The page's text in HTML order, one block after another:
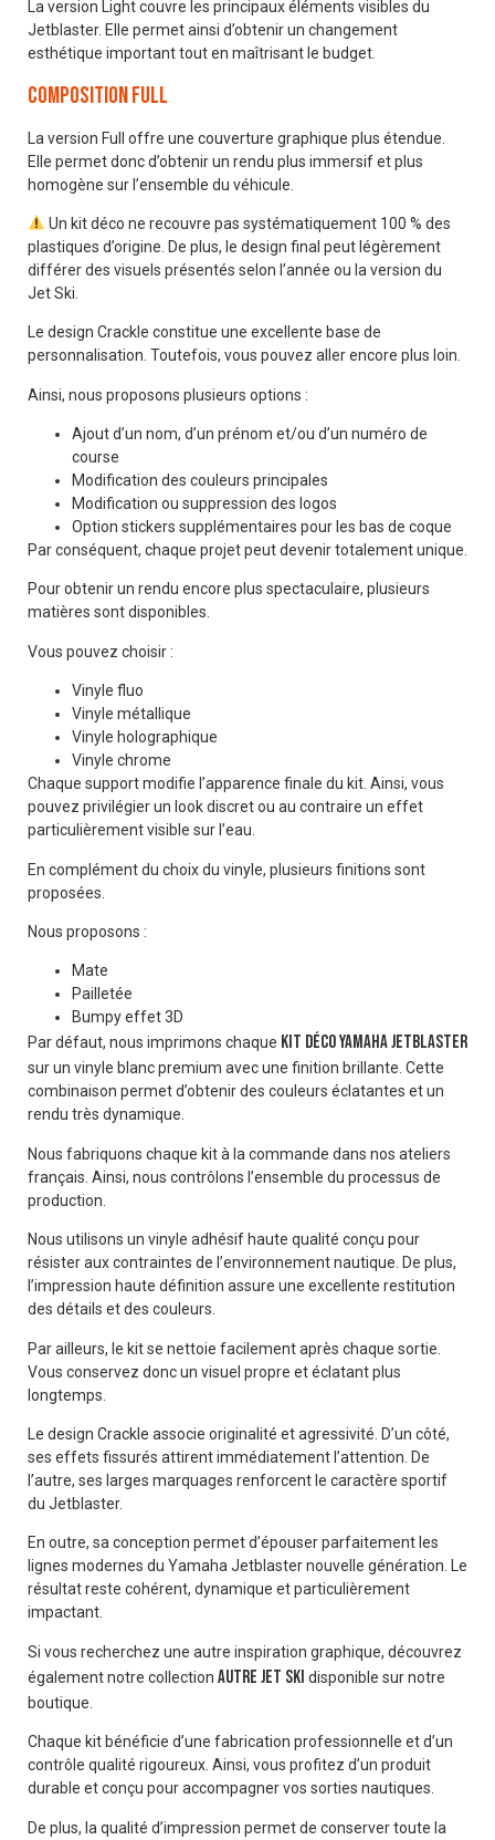
La version Light couvre les principaux éléments visibles du
Jetblaster. Elle permet ainsi d’obtenir un changement
esthétique important tout en maîtrisant le budget.
Composition Full
La version Full offre une couverture graphique plus étendue.
Elle permet donc d’obtenir un rendu plus immersif et plus
homogène sur l’ensemble du véhicule.
Un kit déco ne recouvre pas systématiquement 100 % des
plastiques d’origine. De plus, le design final peut légèrement
différer des visuels présentés selon l’année ou la version du
Jet Ski.
Le design Crackle constitue une excellente base de
personnalisation. Toutefois, vous pouvez aller encore plus loin.
Ainsi, nous proposons plusieurs options :
Ajout d’un nom, d’un prénom et/ou d’un numéro de
course
Modification des couleurs principales
Modification ou suppression des logos
Option stickers supplémentaires pour les bas de coque
Par conséquent, chaque projet peut devenir totalement unique.
Pour obtenir un rendu encore plus spectaculaire, plusieurs
matières sont disponibles.
Vous pouvez choisir :
Vinyle fluo
Vinyle métallique
Vinyle holographique
Vinyle chrome
Chaque support modifie l’apparence finale du kit. Ainsi, vous
pouvez privilégier un look discret ou au contraire un effet
particulièrement visible sur l’eau.
En complément du choix du vinyle, plusieurs finitions sont
proposées.
Nous proposons :
Mate
Pailletée
Bumpy effet 3D
Par défaut, nous imprimons chaque Kit déco Yamaha Jetblaster
sur un vinyle blanc premium avec une finition brillante. Cette
combinaison permet d’obtenir des couleurs éclatantes et un
rendu très dynamique.
Nous fabriquons chaque kit à la commande dans nos ateliers
français. Ainsi, nous contrôlons l’ensemble du processus de
production.
Nous utilisons un vinyle adhésif haute qualité conçu pour
résister aux contraintes de l’environnement nautique. De plus,
l’impression haute définition assure une excellente restitution
des détails et des couleurs.
Par ailleurs, le kit se nettoie facilement après chaque sortie.
Vous conservez donc un visuel propre et éclatant plus
longtemps.
Le design Crackle associe originalité et agressivité. D’un côté,
ses effets fissurés attirent immédiatement l’attention. De
l’autre, ses larges marquages renforcent le caractère sportif
du Jetblaster.
En outre, sa conception permet d’épouser parfaitement les
lignes modernes du Yamaha Jetblaster nouvelle génération. Le
résultat reste cohérent, dynamique et particulièrement
impactant.
Si vous recherchez une autre inspiration graphique, découvrez
également notre collection autre jet ski disponible sur notre
boutique.
Chaque kit bénéficie d’une fabrication professionnelle et d’un
contrôle qualité rigoureux. Ainsi, vous profitez d’un produit
durable et conçu pour accompagner vos sorties nautiques.
De plus, la qualité d’impression permet de conserver toute la